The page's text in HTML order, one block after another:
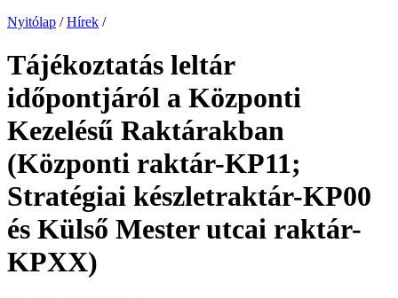
Nyitólap / Hírek /
Tájékoztatás leltár
időpontjáról a Központi
Kezelésű Raktárakban
(Központi raktár-KP11;
Stratégiai készletraktár-KP00
és Külső Mester utcai raktár-
KPXX)